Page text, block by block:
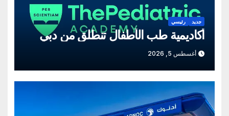
جديد رئيسي
أكاديمية طب الأطفال تنطلق من دبي
أغسطس 5, 2026